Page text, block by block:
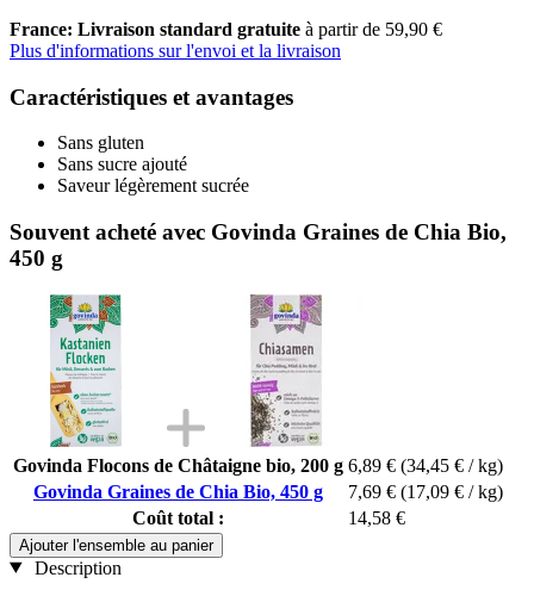
France: Livraison standard gratuite à partir de 59,90 €
Plus d'informations sur l'envoi et la livraison
Caractéristiques et avantages
Sans gluten
Sans sucre ajouté
Saveur légèrement sucrée
Souvent acheté avec Govinda Graines de Chia Bio,
450 g
Govinda Flocons de Châtaigne bio, 200 g 6,89 € (34,45 € / kg)
Govinda Graines de Chia Bio, 450 g
7,69 € (17,09 € / kg)
Coût total :
14,58 €
Ajouter l'ensemble au panier
Description